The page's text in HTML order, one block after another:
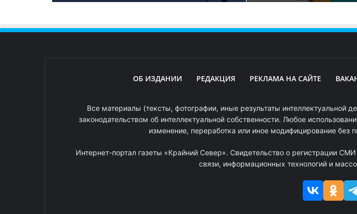
ОБ ИЗДАНИИ РЕДАКЦИЯ РЕКЛАМА НА САЙТЕ
Все материалы (тексты, фотографии, иные результаты интеллектуальной
законодательством об интеллектуальной собственности. Любое
изменение, переработка или иное модифицирование без
Интернет-портал газеты «Крайний Север». Свидетельство о регистрации
связи, информационных технологий и